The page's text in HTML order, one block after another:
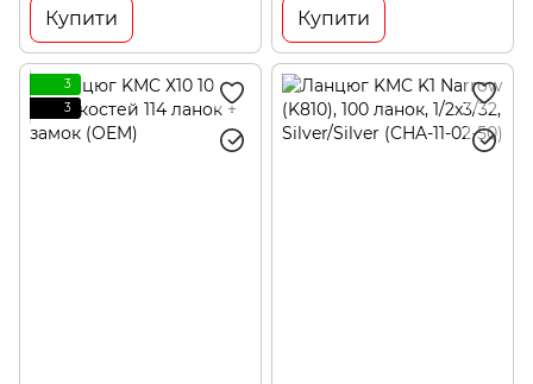
Купити Купити
3
3